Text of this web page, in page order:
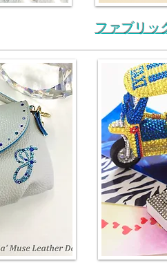
ファブリッ